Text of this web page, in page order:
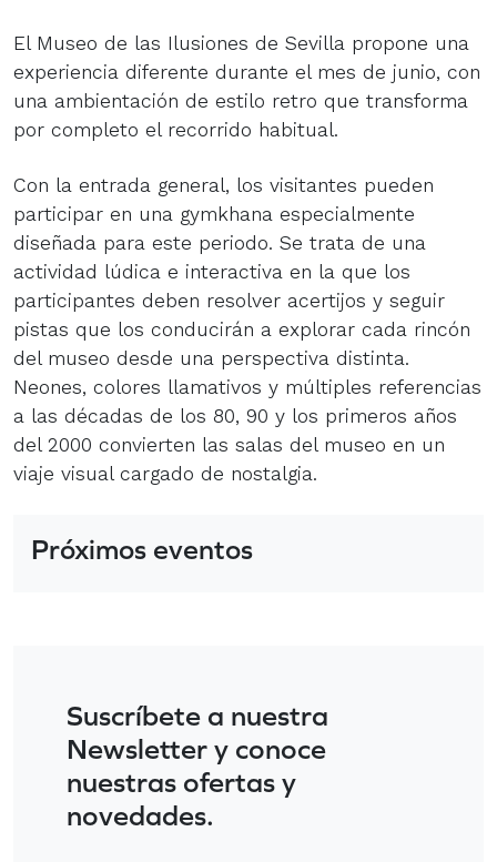
El Museo de las Ilusiones de Sevilla propone una
experiencia diferente durante el mes de junio, con
una ambientación de estilo retro que transforma
por completo el recorrido habitual.
Con la entrada general, los visitantes pueden
participar en una gymkhana especialmente
diseñada para este periodo. Se trata de una
actividad lúdica e interactiva en la que los
participantes deben resolver acertijos y seguir
pistas que los conducirán a explorar cada rincón
del museo desde una perspectiva distinta.
Neones, colores llamativos y múltiples referencias
a las décadas de los 80, 90 y los primeros años
del 2000 convierten las salas del museo en un
viaje visual cargado de nostalgia.
Próximos eventos
Suscríbete a nuestra
Newsletter y conoce
nuestras ofertas y
novedades.